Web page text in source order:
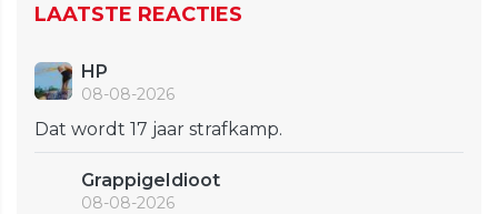
LAATSTE REACTIES
HP
08-08-2026
Dat wordt 17 jaar strafkamp.
GrappigeIdioot
08-08-2026